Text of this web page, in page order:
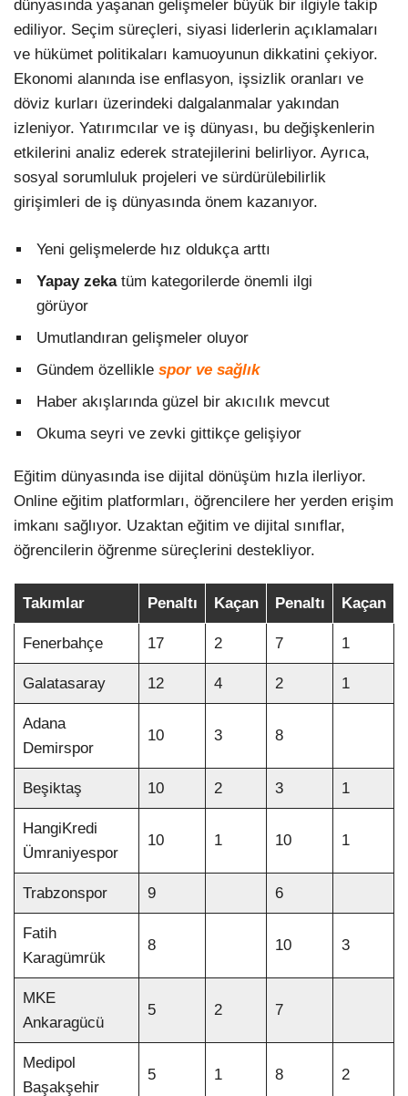
dünyasında yaşanan gelişmeler büyük bir ilgiyle takip
ediliyor. Seçim süreçleri, siyasi liderlerin açıklamaları
ve hükümet politikaları kamuoyunun dikkatini çekiyor.
Ekonomi alanında ise enflasyon, işsizlik oranları ve
döviz kurları üzerindeki dalgalanmalar yakından
izleniyor. Yatırımcılar ve iş dünyası, bu değişkenlerin
etkilerini analiz ederek stratejilerini belirliyor. Ayrıca,
sosyal sorumluluk projeleri ve sürdürülebilirlik
girişimleri de iş dünyasında önem kazanıyor.
Yeni gelişmelerde hız oldukça arttı
Yapay zekatüm kategorilerde önemli ilgi
görüyor
Umutlandıran gelişmeler oluyor
Gündem özellikle spor ve sağlık
Haber akışlarında güzel bir akıcılık mevcut
Okuma seyri ve zevki gittikçe gelişiyor
Eğitim dünyasında ise dijital dönüşüm hızla ilerliyor.
Online eğitim platformları, öğrencilere her yerden erişim
imkanı sağlıyor. Uzaktan eğitim ve dijital sınıflar,
öğrencilerin öğrenme süreçlerini destekliyor.
Takımlar Penaltı Kaçan Penaltı Kaçan
Fenerbahçe 17 2 7 1
Galatasaray 12 4 2 1
Adana
Demirspor
10 3 8
Beşiktaş 10 2 3 1
HangiKredi
Ümraniyespor
10 1 10 1
Trabzonspor 9 6
Fatih
Karagümrük
8 10 3
MKE
Ankaragücü
5 2 7
Medipol
Başakşehir
5 1 8 2